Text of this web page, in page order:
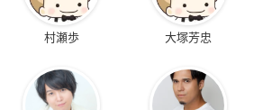
村瀬歩 大塚芳忠